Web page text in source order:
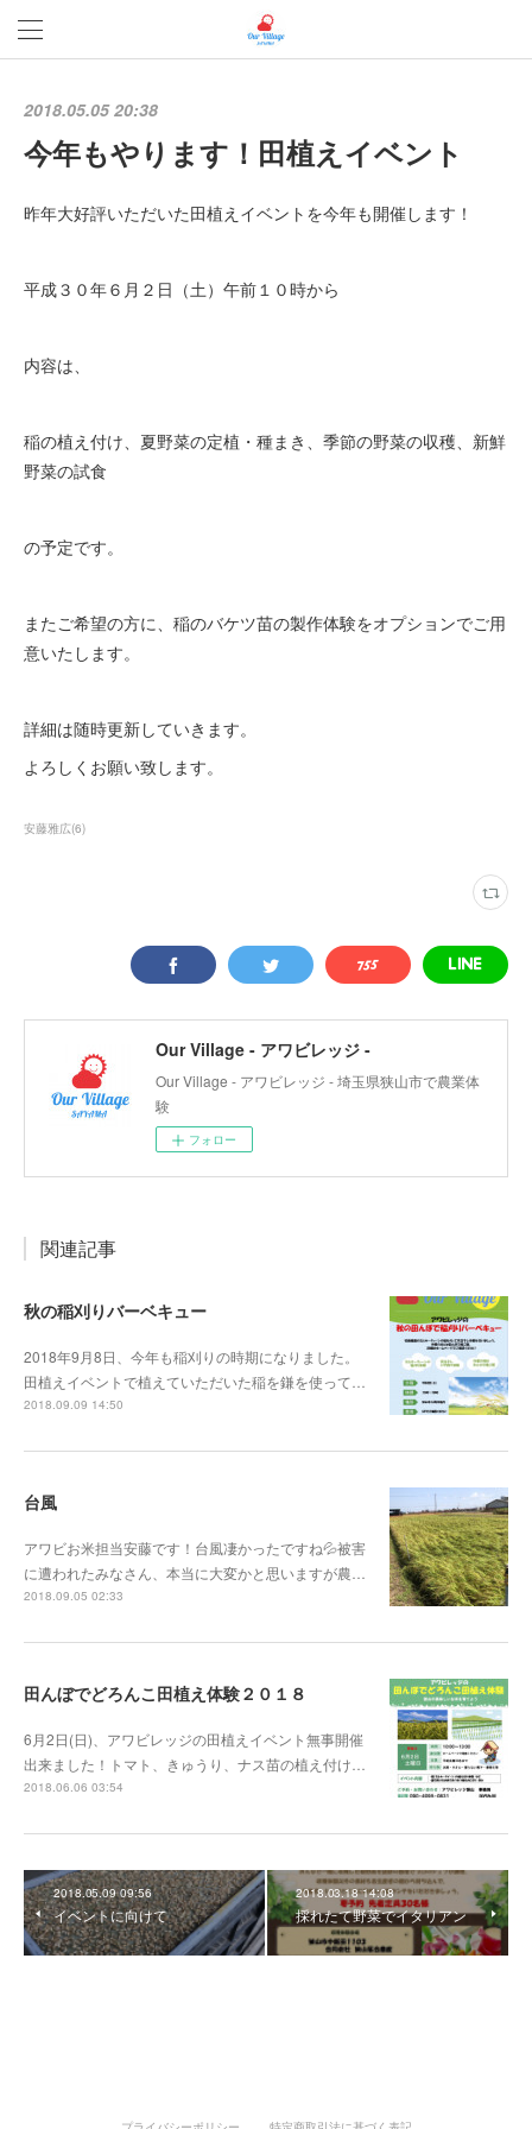
2018.05.05 20:38
今年もやります！田植えイベント
昨年大好評いただいた田植えイベントを今年も開催します！
平成３０年６月２日（土）午前１０時から
内容は、
稲の植え付け、夏野菜の定植・種まき、季節の野菜の収穫、新鮮
野菜の試食
の予定です。
またご希望の方に、稲のバケツ苗の製作体験をオプションでご用
意いたします。
詳細は随時更新していきます。
よろしくお願い致します。
安藤雅広(6)
Our Village - アワビレッジ -
Our Village - アワビレッジ - 埼玉県狭山市で農業体
験
フォロー
関連記事
秋の稲刈りバーベキュー
2018年9月8日、今年も稲刈りの時期になりました。
田植えイベントで植えていただいた稲を鎌を使って…
2018.09.09 14:50
台風
アワビお米担当安藤です！台風凄かったですね💦被害
に遭われたみなさん、本当に大変かと思いますが農…
2018.09.05 02:33
田んぼでどろんこ田植え体験２０１８
6月2日(日)、アワビレッジの田植えイベント無事開催
出来ました！トマト、きゅうり、ナス苗の植え付け…
2018.06.06 03:54
2018.05.09 09:56
イベントに向けて
2018.03.18 14:08
採れたて野菜でイタリアン